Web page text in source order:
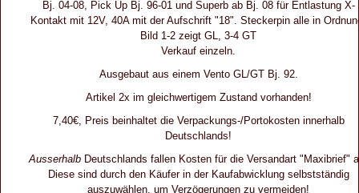
Bj. 04-08, Pick Up Bj. 96-01 und Superb ab Bj. 08 für Entlastung X-
Kontakt mit 12V, 40A mit der Aufschrift "18". Steckerpin alle in
Bild 1-2 zeigt GL, 3-4 GT
Verkauf einzeln.
Ausgebaut aus einem Vento GL/GT Bj. 92.
Artikel 2x im gleichwertigem Zustand vorhanden!
7,40€, Preis beinhaltet die Verpackungs-/Portokosten innerhalb
Deutschlands!
Ausserhalb Deutschlands fallen Kosten für die Versandart "Maxibrief"
Diese sind durch den Käufer in der Kaufabwicklung selbstständig
auszuwählen, um Verzögerungen zu vermeiden!